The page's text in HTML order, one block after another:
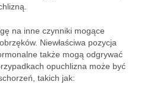
na inne czynniki mogące
Niewłaściwa pozycja
także mogą odgrywać
opuchlizna może być
takich jak: